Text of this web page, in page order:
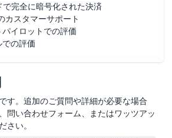
完全に暗号化された決済
カスタマーサポート
イロットでの評価
の評価
す。追加のご質問や詳細が必要な場合
問い合わせフォーム、またはワッツアッ
さい。